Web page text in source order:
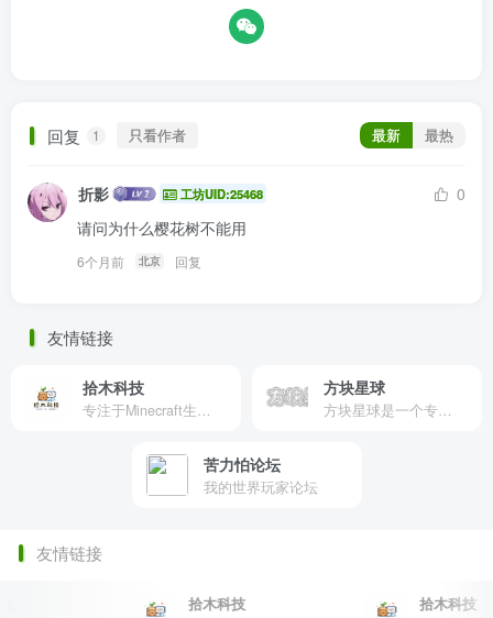
回复 1 只看作者 最新 最热
折影 工坊UID:25468
0
请问为什么樱花树不能用
6个月前 北京 回复
友情链接
拾木科技
专注于Minecraft生态建设
方块星球
方块星球是一个专注于我的世界的中文论坛，提供丰富的资源分享、玩家交流和创意展示，包括地图、皮肤、数据包等内容，打造Minecraft玩家的专属社区乐园！
苦力怕论坛
我的世界玩家论坛
友情链接
拾木科技 拾木科技